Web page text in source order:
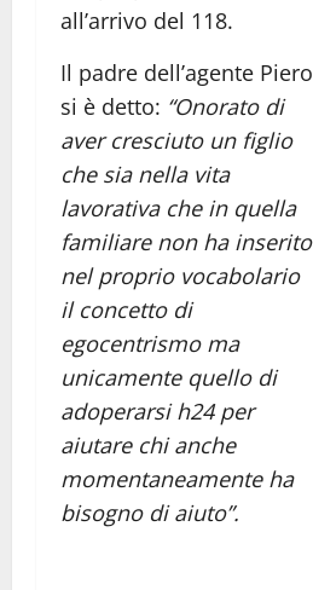
all’arrivo del 118.
Il padre dell’agente Piero
si è detto: “Onorato di
aver cresciuto un figlio
che sia nella vita
lavorativa che in quella
familiare non ha inserito
nel proprio vocabolario
il concetto di
egocentrismo ma
unicamente quello di
adoperarsi h24 per
aiutare chi anche
momentaneamente ha
bisogno di aiuto”.